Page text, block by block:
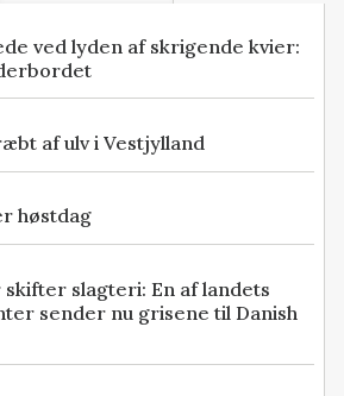
ved lyden af skrigende kvier:
af ulv i Vestjylland
høstdag
skifter slagteri: En af landets
sender nu grisene til Danish